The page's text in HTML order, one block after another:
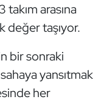
takım arasına
değer taşıyor.
bir sonraki
yansıtmak
her